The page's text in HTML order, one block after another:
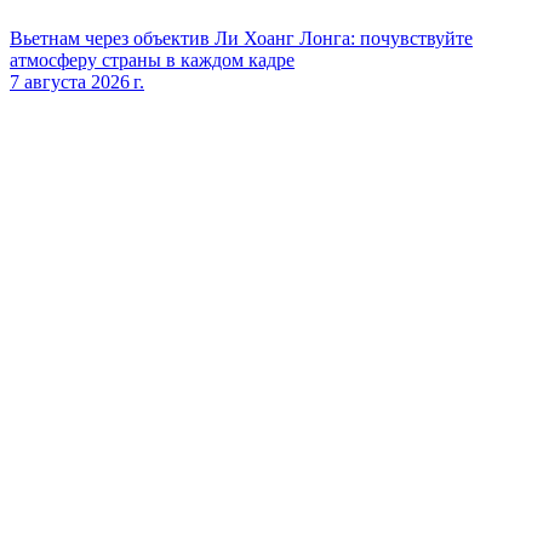
Вьетнам через объектив Ли Хоанг Лонга: почувствуйте
атмосферу страны в каждом кадре
7 августа 2026 г.